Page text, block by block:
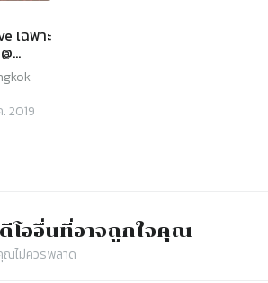
เฉพาะ
2019
โออื่นที่อาจถูกใจคุณ
ณไม่ควรพลาด